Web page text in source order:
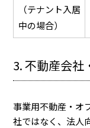
（テナント入居
中の場合）
3. 不動産会社
事業用不動産・オ
社ではなく、法人